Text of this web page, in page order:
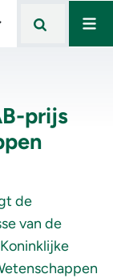
language
prijs
de
van de